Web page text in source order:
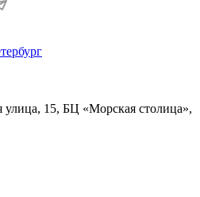
улица, 15, БЦ «Морская столица»,